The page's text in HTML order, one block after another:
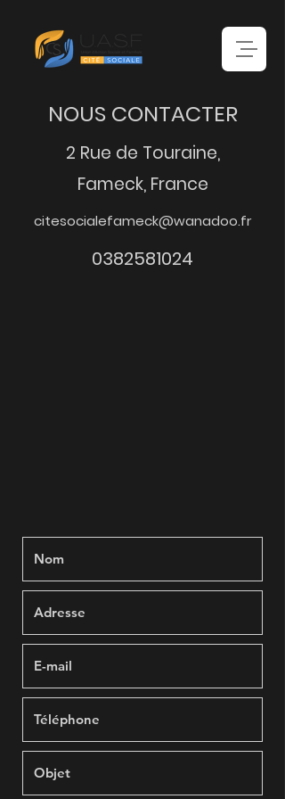
NOUS CONTACTER
2 Rue de Touraine,
Fameck, France
citesocialefameck@wanadoo.fr
0382581024